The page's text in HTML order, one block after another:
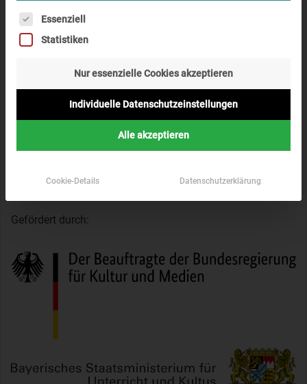
Newsletter
Informieren Sie sich über aktuelle Veranstaltungen und
Wir verwenden Ihre Daten ausschließlich gemäß unserer
.
Jetzt anmelden
Gefördert durch:
Es folgt eine Liste der Service-Gruppen, für die eine
Essenziell
Statistiken
Nur essenzielle Cookies akzeptieren
Individuelle Datenschutzeinstellungen
Alle akzeptieren
Cookie-Details Datenschutzerklärung